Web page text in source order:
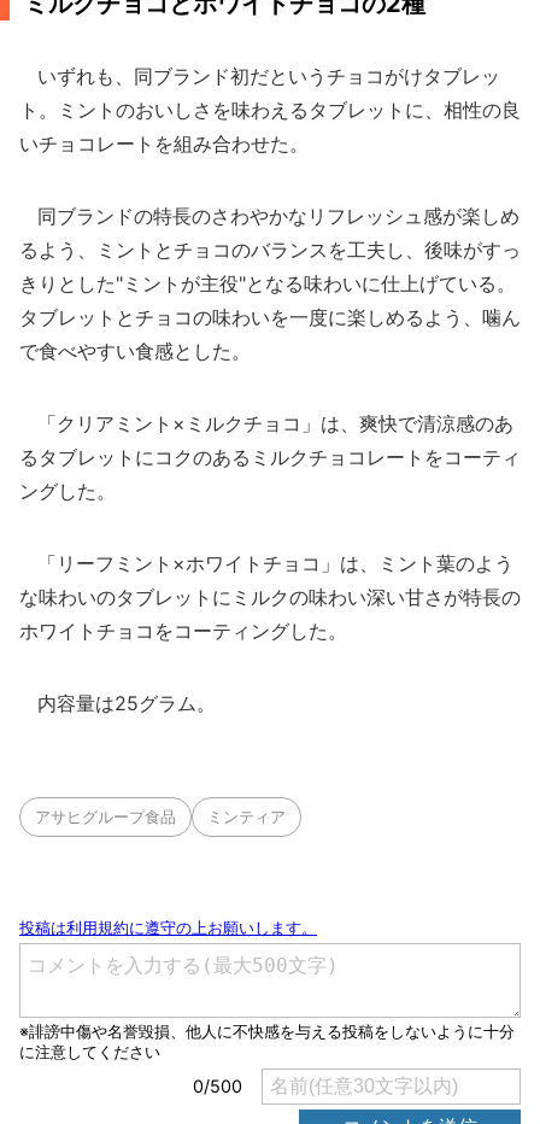
いずれも、同ブランド初だというチョコがけタブレッ
ト。ミントのおいしさを味わえるタブレットに、相性の良
いチョコレートを組み合わせた。
同ブランドの特長のさわやかなリフレッシュ感が楽しめ
るよう、ミントとチョコのバランスを工夫し、後味がすっ
きりとした"ミントが主役"となる味わいに仕上げている。
タブレットとチョコの味わいを一度に楽しめるよう、噛ん
で食べやすい食感とした。
「クリアミント×ミルクチョコ」は、爽快で清涼感のあ
るタブレットにコクのあるミルクチョコレートをコーティ
ングした。
「リーフミント×ホワイトチョコ」は、ミント葉のよう
な味わいのタブレットにミルクの味わい深い甘さが特長の
ホワイトチョコをコーティングした。
内容量は25グラム。
アサヒグループ食品 ミンティア